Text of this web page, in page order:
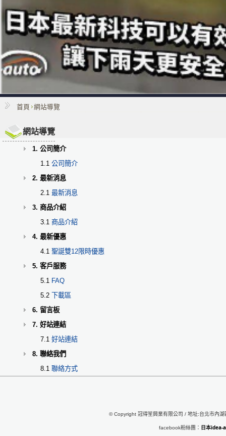
首頁 網站導覽
網站導覽
1. 公司簡介
1.1 公司簡介
2. 最新消息
2.1 最新消息
3. 商品介紹
3.1 商品介紹
4. 最新優惠
4.1 聖誕雙12限時優惠
5. 客戶服務
5.1 FAQ
5.2
下載區
6. 留言板
7. 好站連結
7.1 好站連結
8. 聯絡我們
8.1 聯絡方式
© Copyright 冠得笙興業有限公司 / 地址:台北市內
facebook粉絲團： 日本idea-